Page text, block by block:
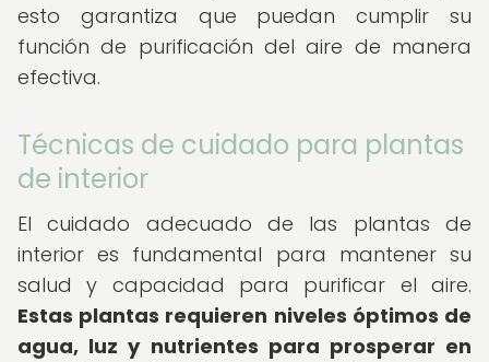
esto garantiza que puedan cumplir su
función de purificación del aire de manera
efectiva.
Técnicas de cuidado para plantas
de interior
El cuidado adecuado de las plantas de
interior es fundamental para mantener su
salud y capacidad para purificar el aire.
Estas plantas requieren niveles óptimos de
agua, luz y nutrientes para prosperar en